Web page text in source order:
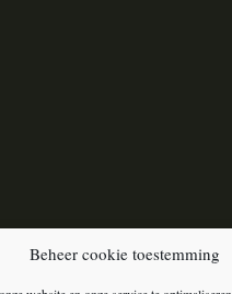
Beheer cookie toestemming